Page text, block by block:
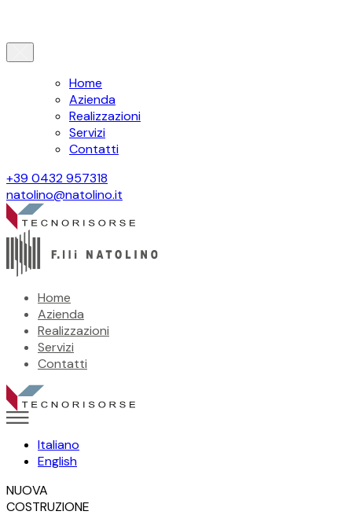
Home
Azienda
Realizzazioni
Servizi
Contatti
+39 0432 957318
natolino@natolino.it
Home
Azienda
Realizzazioni
Servizi
Contatti
Italiano
English
NUOVA
COSTRUZIONE